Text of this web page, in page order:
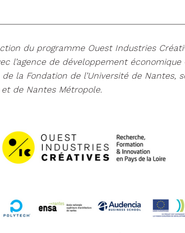
du programme Ouest Industries
l’agence de développement
la Fondation de l’Université de Nantes,
et de Nantes Métropole.